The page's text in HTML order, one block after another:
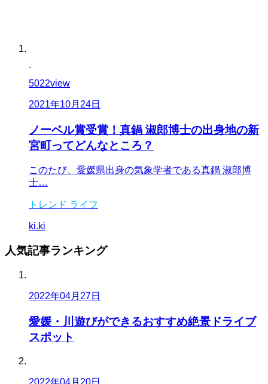
5022view
2021年10月24日
ノーベル賞受賞！真鍋 淑郎博士の出身地の新
宮町ってどんなところ？
このたび、愛媛県出身の気象学者である真鍋 淑郎博
士…
トレンド ライフ
ki.ki
人気記事ランキング
2022年04月27日
愛媛・川遊びができるおすすめ絶景ドライブ
スポット